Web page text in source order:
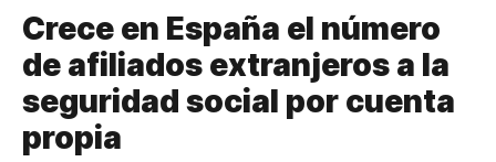
Crece en España el número
de afiliados extranjeros a la
seguridad social por cuenta
propia